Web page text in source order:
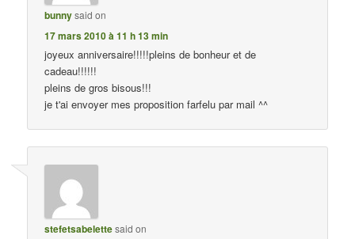
bunnysaid on
17 mars 2010 à 11 h 13 min
joyeux anniversaire!!!!!pleins de bonheur et de
cadeau!!!!!!
pleins de gros bisous!!!
je t'ai envoyer mes proposition farfelu par mail ^^
stefetsabelettesaid on